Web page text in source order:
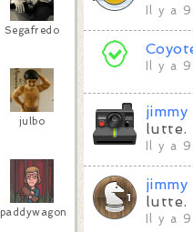
Segafredo
julbo
paddywagon
Il y a
Il y a
lutte.
Il y a
lutte.
Il y a